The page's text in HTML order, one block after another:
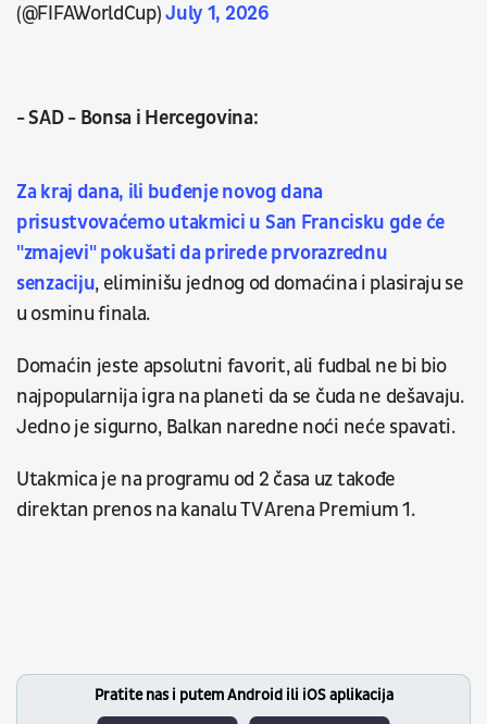
(@FIFAWorldCup)July 1, 2026
- SAD - Bonsa i Hercegovina:
Za kraj dana, ili buđenje novog dana
prisustvovaćemo utakmici u San Francisku gde će
"zmajevi" pokušati da prirede prvorazrednu
senzaciju, eliminišu jednog od domaćina i plasiraju se
u osminu finala.
Domaćin jeste apsolutni favorit, ali fudbal ne bi bio
najpopularnija igra na planeti da se čuda ne dešavaju.
Jedno je sigurno, Balkan naredne noći neće spavati.
Utakmica je na programu od 2 časa uz takođe
direktan prenos na kanalu TV Arena Premium 1.
Pratite nas i putem Android ili iOS aplikacija